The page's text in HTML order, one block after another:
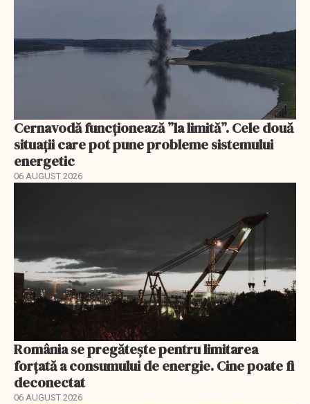
Cernavodă funcționează ”la limită”. Cele două
situații care pot pune probleme sistemului
energetic
06 AUGUST 2026
România se pregătește pentru limitarea
forțată a consumului de energie. Cine poate fi
deconectat
06 AUGUST 2026